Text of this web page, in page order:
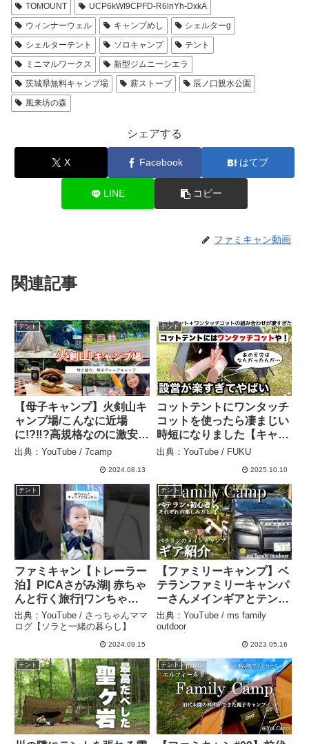
TOMOUNT
UCP6kWI9CPFD-R6lnYh-DxkA
ウィンナーウェル
キャンプめし
シェルターg
シェルターテント
ソロキャンプ
テント
ミニマルワークス
新型ジムニーシエラ
茨城県無料キャンプ場
薪ストーブ
辰ノ口親水公園
風来坊の森
シェアする
X Facebook はてブ
LINE コピー
ファミキャン動画
関連記事
テント
【母子キャンプ】火剣山キ
ャンプ場/こんなに近場
に!?‼︎?高規格なのに激安な
キャンプ場/母だけのラン
出典：YouTube / 7camp
2024.08.13
テント
コットテントにワンタッチ
コットを使ったら凄まじい
時短になりました【キャン
プ道具】 – FUKU
出典：YouTube / FUKU
2025.10.10
テント
ファミキャン【トレーラー
泊】PICAさがみ湖| 赤ちゃ
んと行く旅行|ワンちゃん
連れOK|キャンプ #shorts
#vlog – さっちゃんママロ
グ【ソラと一緒の暮らし】
出典：YouTube / さっちゃんママ
ログ【ソラと一緒の暮らし】
2024.09.15
テント
【ファミリーキャンプ】ベ
テランファミリーキャンパ
ーさんメインギアとテント
紹介！初心者のわが家とそ
れぞれのキャンプの楽しみ
方は？おススメ！以外に大
ms family outdoor
出典：YouTube / ms family
outdoor
2023.05.16
テント テント